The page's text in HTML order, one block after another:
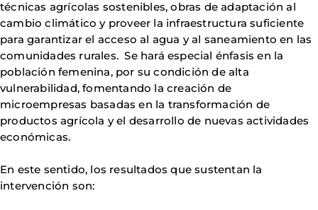
técnicas agrícolas sostenibles, obras de adaptación al
cambio climático y proveer la infraestructura suficiente
para garantizar el acceso al agua y al saneamiento en las
comunidades rurales. Se hará especial énfasis en la
población femenina, por su condición de alta
vulnerabilidad, fomentando la creación de
microempresas basadas en la transformación de
productos agrícola y el desarrollo de nuevas actividades
económicas.
En este sentido, los resultados que sustentan la
intervención son: